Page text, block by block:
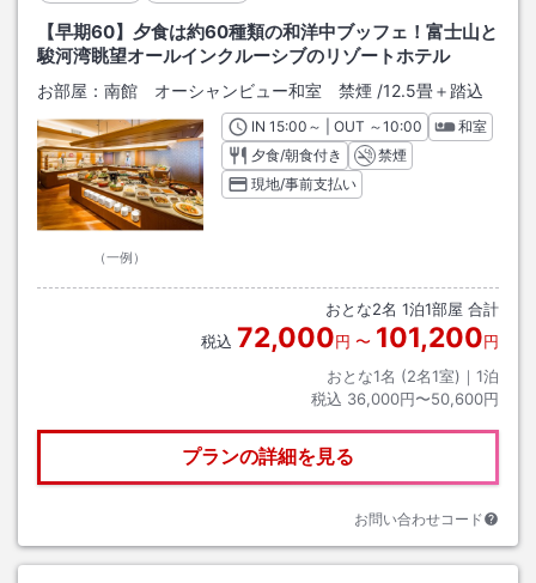
【早期60】夕食は約60種類の和洋中ブッフェ！富士山と
駿河湾眺望オールインクルーシブのリゾートホテル
お部屋： 南館 オーシャンビュー和室 禁煙 /12.5畳＋踏込
（一例）
INチェックイン
15:00 ～ | OUT チェックアウト
～10:00
和室
夕食/朝食付き
禁煙
現地/事前支払い
おとな2名 1泊1部屋 合計
税込 72,000円 〜 101,200円
おとな1名 (2名1室)｜ 1泊
税込 36,000円〜50,600円
プランの詳細を見る
お問い合わせコード